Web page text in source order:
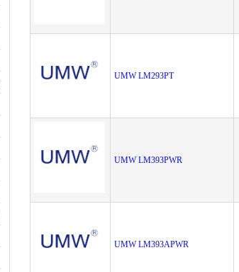
UMW LM293PT
UMW LM393PWR
UMW LM393APWR